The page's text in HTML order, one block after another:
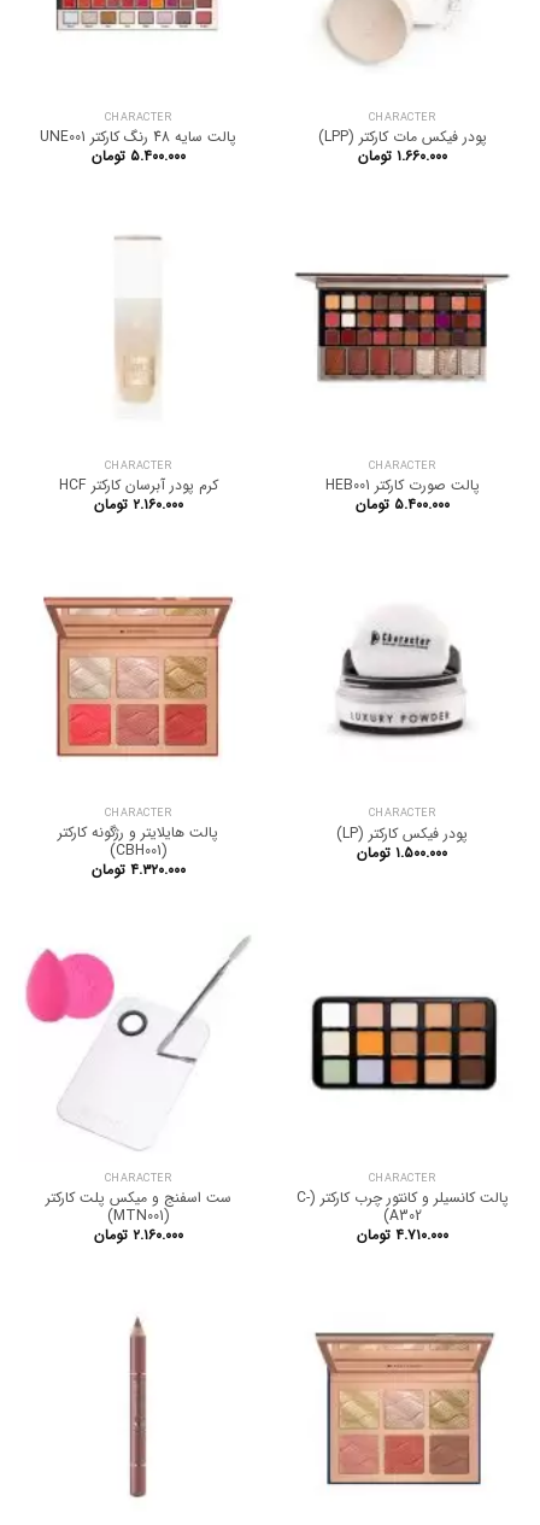
CHARACTER
پودر فیکس مات کارکتر (LPP)
۱.۶۶۰.۰۰۰ تومان
CHARACTER
پالت سایه 48 رنگ کارکتر UNE001
۵.۴۰۰.۰۰۰ تومان
CHARACTER
پالت صورت کارکتر HEB001
۵.۴۰۰.۰۰۰ تومان
CHARACTER
کرم پودر آبرسان کارکتر HCF
۲.۱۶۰.۰۰۰ تومان
CHARACTER
پودر فیکس کارکتر (LP)
۱.۵۰۰.۰۰۰ تومان
CHARACTER
پالت هایلایتر و رژگونه کارکتر
(CBH001)
۴.۳۲۰.۰۰۰ تومان
CHARACTER
پالت کانسیلر و کانتور چرب کارکتر (C-
A302)
۴.۷۱۰.۰۰۰ تومان
CHARACTER
ست اسفنج و میکس پلت کارکتر
(MTN001)
۲.۱۶۰.۰۰۰ تومان